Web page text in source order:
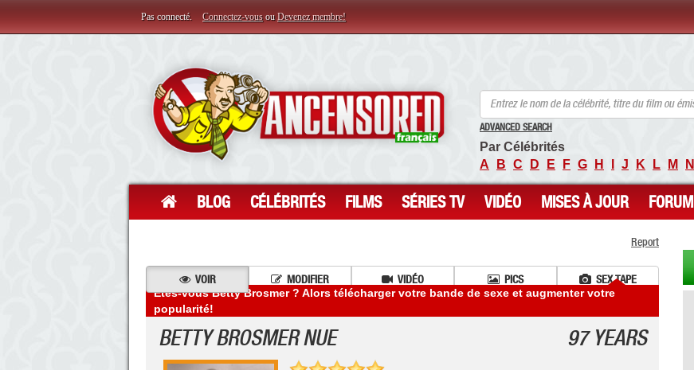
Pas connecté. Connectez-vous ou Devenez membre!
ADVANCED SEARCH
Par Célébrités
A
B C D E F G H J K L M N
BLOG CÉLÉBRITÉS FILMS SÉRIES TV VIDÉO MISES À JOUR FORUM
Report
VOIR MODIFIER VIDÉO PICS
SEX TAPE
Êtes-vous Betty Brosmer ? Alors télécharger votre bande de sexe et augmenter votre
popularité!
BETTY BROSMER NUE 97 YEARS